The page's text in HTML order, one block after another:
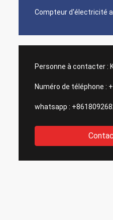
Compteur d'électricité
Personne à contacter :
Numéro de téléphone :
whatsapp :